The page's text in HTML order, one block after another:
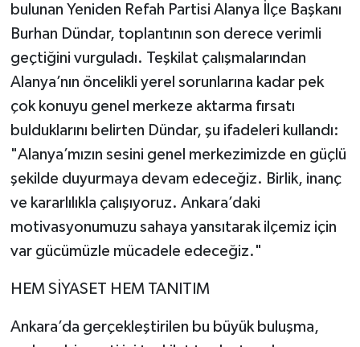
bulunan Yeniden Refah Partisi Alanya İlçe Başkanı
Burhan Dündar, toplantının son derece verimli
geçtiğini vurguladı. Teşkilat çalışmalarından
Alanya’nın öncelikli yerel sorunlarına kadar pek
çok konuyu genel merkeze aktarma fırsatı
bulduklarını belirten Dündar, şu ifadeleri kullandı:
"Alanya’mızın sesini genel merkezimizde en güçlü
şekilde duyurmaya devam edeceğiz. Birlik, inanç
ve kararlılıkla çalışıyoruz. Ankara’daki
motivasyonumuzu sahaya yansıtarak ilçemiz için
var gücümüzle mücadele edeceğiz."
​HEM SİYASET HEM TANITIM
​Ankara’da gerçekleştirilen bu büyük buluşma,